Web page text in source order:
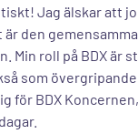
Jag älskar att
den
Min roll på BDX är
som övergripande
för BDX